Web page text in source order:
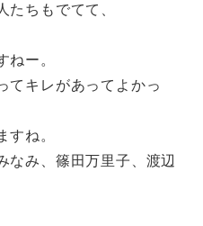
たちもでてて、
ねー。
てキレがあってよかっ
すね。
なみ、篠田万里子、渡辺